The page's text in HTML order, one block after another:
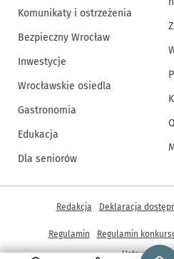
Komunikaty i ostrzeżenia
Bezpieczny Wrocław
Inwestycje
Wrocławskie osiedla
Gastronomia
Edukacja
Dla seniorów
Inne informacje
Redakcja Deklaracja
Regulamin Regulamin
Ustawienia